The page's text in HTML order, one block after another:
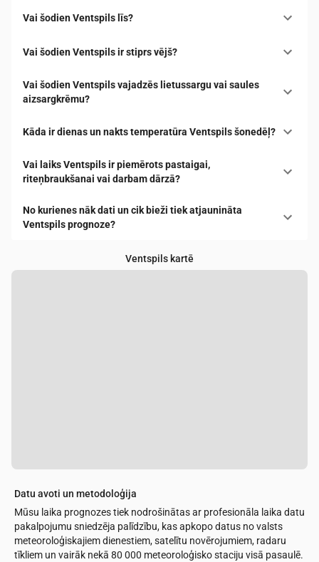
Vai šodien Ventspils līs?
Vai šodien Ventspils ir stiprs vējš?
Vai šodien Ventspils vajadzēs lietussargu vai saules
aizsargkrēmu?
Kāda ir dienas un nakts temperatūra Ventspils šonedēļ?
Vai laiks Ventspils ir piemērots pastaigai,
riteņbraukšanai vai darbam dārzā?
No kurienes nāk dati un cik bieži tiek atjaunināta
Ventspils prognoze?
Ventspils kartē
Datu avoti un metodoloģija
Mūsu laika prognozes tiek nodrošinātas ar profesionāla laika datu
pakalpojumu sniedzēja palīdzību, kas apkopo datus no valsts
meteoroloģiskajiem dienestiem, satelītu novērojumiem, radaru
tīkliem un vairāk nekā 80 000 meteoroloģisko staciju visā pasaulē.